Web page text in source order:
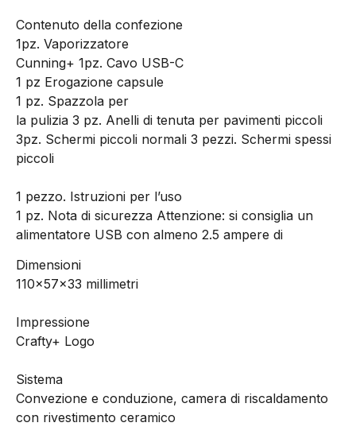
Contenuto della confezione
1pz. Vaporizzatore
Cunning+ 1pz. Cavo USB-C
1 pz Erogazione capsule
1 pz. Spazzola per
la pulizia 3 pz. Anelli di tenuta per pavimenti piccoli
3pz. Schermi piccoli normali 3 pezzi. Schermi spessi
piccoli
1 pezzo. Istruzioni per l’uso
1 pz. Nota di sicurezza Attenzione: si consiglia un
alimentatore USB con almeno 2.5 ampere di
Dimensioni
110x57x33 millimetri
Impressione
Crafty+ Logo
Sistema
Convezione e conduzione, camera di riscaldamento
con rivestimento ceramico